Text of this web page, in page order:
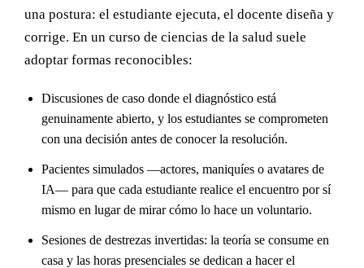
una postura: el estudiante ejecuta, el docente diseña y
corrige. En un curso de ciencias de la salud suele
adoptar formas reconocibles:
Discusiones de caso donde el diagnóstico está
genuinamente abierto, y los estudiantes se comprometen
con una decisión antes de conocer la resolución.
Pacientes simulados —actores, maniquíes o avatares de
IA— para que cada estudiante realice el encuentro por sí
mismo en lugar de mirar cómo lo hace un voluntario.
Sesiones de destrezas invertidas: la teoría se consume en
casa y las horas presenciales se dedican a hacer el